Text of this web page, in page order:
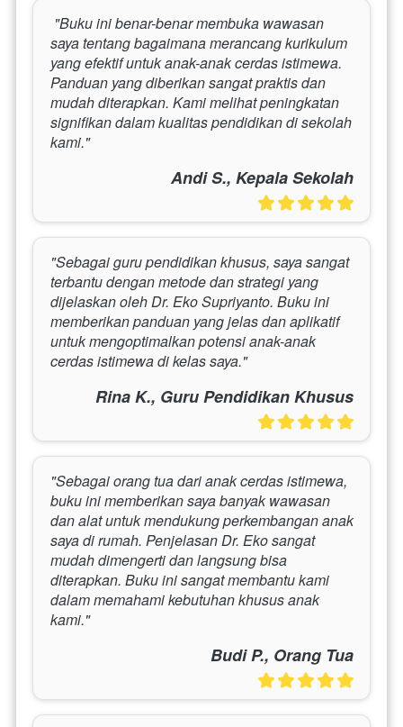
saya tentang bagaimana merancang kurikulum
yang efektif untuk anak-anak cerdas istimewa.
Panduan yang diberikan sangat praktis dan
mudah diterapkan. Kami melihat peningkatan
signifikan dalam kualitas pendidikan di sekolah
kami."
Andi S., Kepala Sekolah
"Sebagai guru pendidikan khusus, saya sangat
terbantu dengan metode dan strategi yang
dijelaskan oleh Dr. Eko Supriyanto. Buku ini
memberikan panduan yang jelas dan aplikatif
untuk mengoptimalkan potensi anak-anak
cerdas istimewa di kelas saya."
Rina K., Guru Pendidikan Khusus
"Sebagai orang tua dari anak cerdas istimewa,
buku ini memberikan saya banyak wawasan
dan alat untuk mendukung perkembangan anak
saya di rumah. Penjelasan Dr. Eko sangat
mudah dimengerti dan langsung bisa
diterapkan. Buku ini sangat membantu kami
dalam memahami kebutuhan khusus anak
kami."
Budi P., Orang Tua